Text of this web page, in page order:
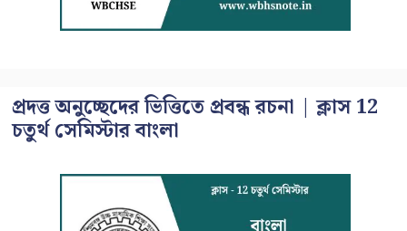
প্রদত্ত অনুচ্ছেদের ভিত্তিতে প্রবন্ধ রচনা | ক্লাস 12
চতুর্থ সেমিস্টার বাংলা